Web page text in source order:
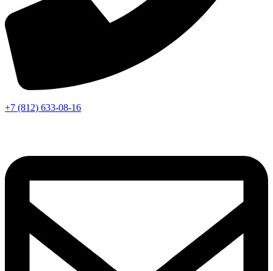
+7 (812) 633-08-16